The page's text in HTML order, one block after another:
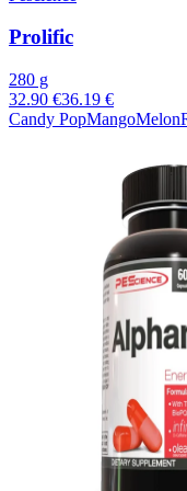
Prolific
280 g
32.90 €36.19 €
Candy PopMangoMelon